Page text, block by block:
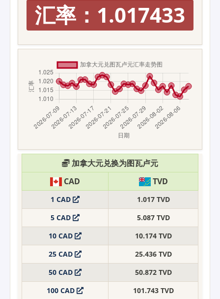
汇率：1.017433
加拿大元兑换为图瓦卢元
CAD
TVD
1 CAD
1.017 TVD
5 CAD
5.087 TVD
10 CAD
10.174 TVD
25 CAD
25.436 TVD
50 CAD
50.872 TVD
100 CAD
101.743 TVD